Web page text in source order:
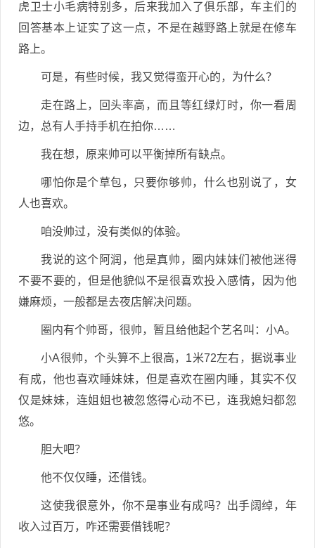
虎卫士小毛病特别多，后来我加入了俱乐部，车主们的
回答基本上证实了这一点，不是在越野路上就是在修车
路上。
可是，有些时候，我又觉得蛮开心的，为什么？
走在路上，回头率高，而且等红绿灯时，你一看周
边，总有人手持手机在拍你……
我在想，原来帅可以平衡掉所有缺点。
哪怕你是个草包，只要你够帅，什么也别说了，女
人也喜欢。
咱没帅过，没有类似的体验。
我说的这个阿润，他是真帅，圈内妹妹们被他迷得
不要不要的，但是他貌似不是很喜欢投入感情，因为他
嫌麻烦，一般都是去夜店解决问题。
圈内有个帅哥，很帅，暂且给他起个艺名叫：小A。
小A很帅，个头算不上很高，1米72左右，据说事业
有成，他也喜欢睡妹妹，但是喜欢在圈内睡，其实不仅
仅是妹妹，连姐姐也被忽悠得心动不已，连我媳妇都忽
悠。
胆大吧？
他不仅仅睡，还借钱。
这使我很意外，你不是事业有成吗？出手阔绰，年
收入过百万，咋还需要借钱呢？